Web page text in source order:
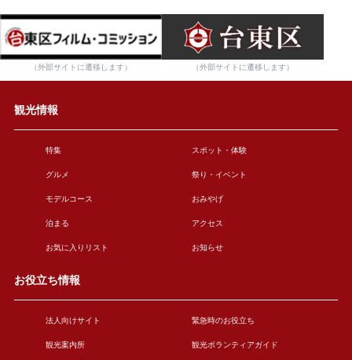
（外部サイトに遷移します） （外部サイトに遷移します）
観光情報
特集 スポット・体験
グルメ 祭り・イベント
モデルコース おみやげ
泊まる アクセス
お気に入りリスト お知らせ
お役立ち情報
法人向けサイト 緊急時のお役立ち
観光案内所 観光ボランティアガイド